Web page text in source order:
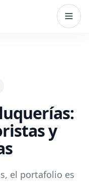
y
el portafolio es